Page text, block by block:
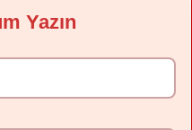
Yazın